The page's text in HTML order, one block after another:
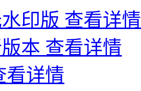
印版 查看详情
本 查看详情
看详情